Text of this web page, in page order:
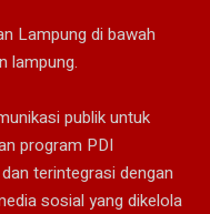
Lampung di bawah
lampung.
publik untuk
program PDI
terintegrasi dengan
sosial yang dikelola